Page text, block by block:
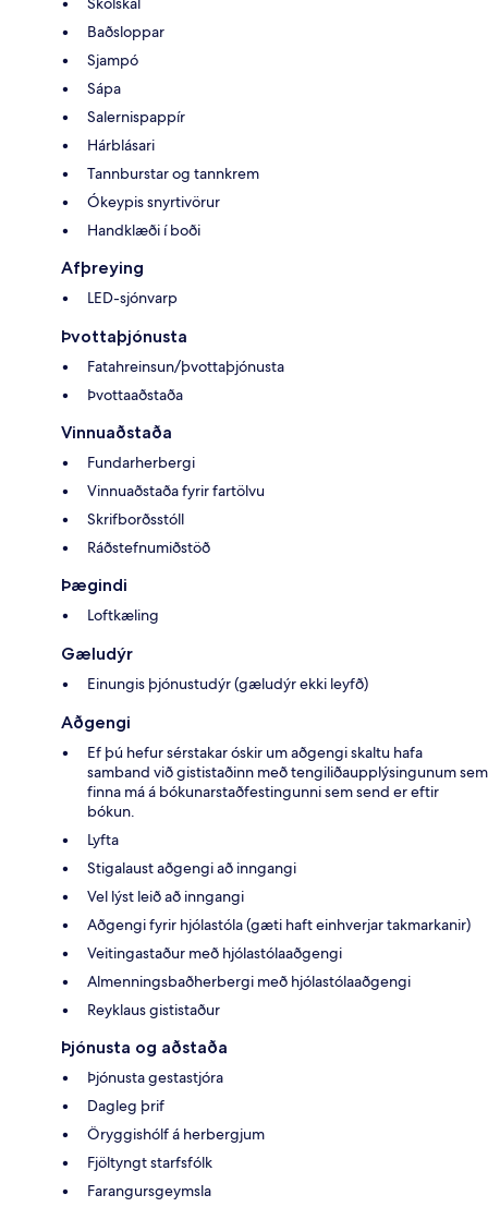
Baðsloppar
Sjampó
Sápa
Salernispappír
Hárblásari
Tannburstar og tannkrem
Ókeypis snyrtivörur
Handklæði í boði
Afþreying
LED-sjónvarp
Þvottaþjónusta
Fatahreinsun/þvottaþjónusta
Þvottaaðstaða
Vinnuaðstaða
Fundarherbergi
Vinnuaðstaða fyrir fartölvu
Skrifborðsstóll
Ráðstefnumiðstöð
Þægindi
Loftkæling
Gæludýr
Einungis þjónustudýr (gæludýr ekki leyfð)
Aðgengi
Ef þú hefur sérstakar óskir um aðgengi skaltu hafa
samband við gististaðinn með tengiliðaupplýsingunum sem
finna má á bókunarstaðfestingunni sem send er eftir
bókun.
Lyfta
Stigalaust aðgengi að inngangi
Vel lýst leið að inngangi
Aðgengi fyrir hjólastóla (gæti haft einhverjar takmarkanir)
Veitingastaður með hjólastólaaðgengi
Almenningsbaðherbergi með hjólastólaaðgengi
Reyklaus gististaður
Þjónusta og aðstaða
Þjónusta gestastjóra
Dagleg þrif
Öryggishólf á herbergjum
Fjöltyngt starfsfólk
Farangursgeymsla